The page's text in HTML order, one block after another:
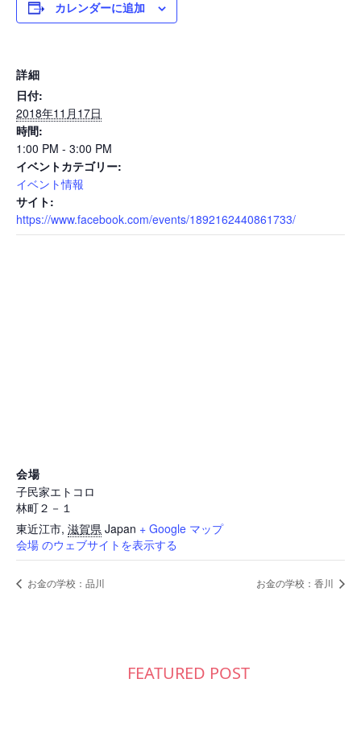
カレンダーに追加
詳細
日付:
2018年11月17日
時間:
1:00 PM - 3:00 PM
イベントカテゴリー:
イベント情報
サイト:
https://www.facebook.com/events/1892162440861733/
会場
子民家エトコロ
林町２－１
東近江市, 滋賀県 Japan + Google マップ
会場 のウェブサイトを表示する
お金の学校：品川 お金の学校：香川
FEATURED POST